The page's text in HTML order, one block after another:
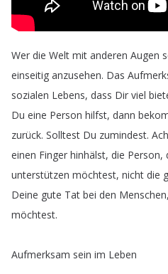
Wer die Welt mit anderen Augen
einseitig anzusehen. Das
sozialen Lebens, dass Dir viel
Du eine Person hilfst, dann
zurück. Solltest Du zumindest.
einen Finger hinhälst, die Person,
unterstützen möchtest, nicht die
Deine gute Tat bei den Menschen,
möchtest.
Aufmerksam sein im Leben